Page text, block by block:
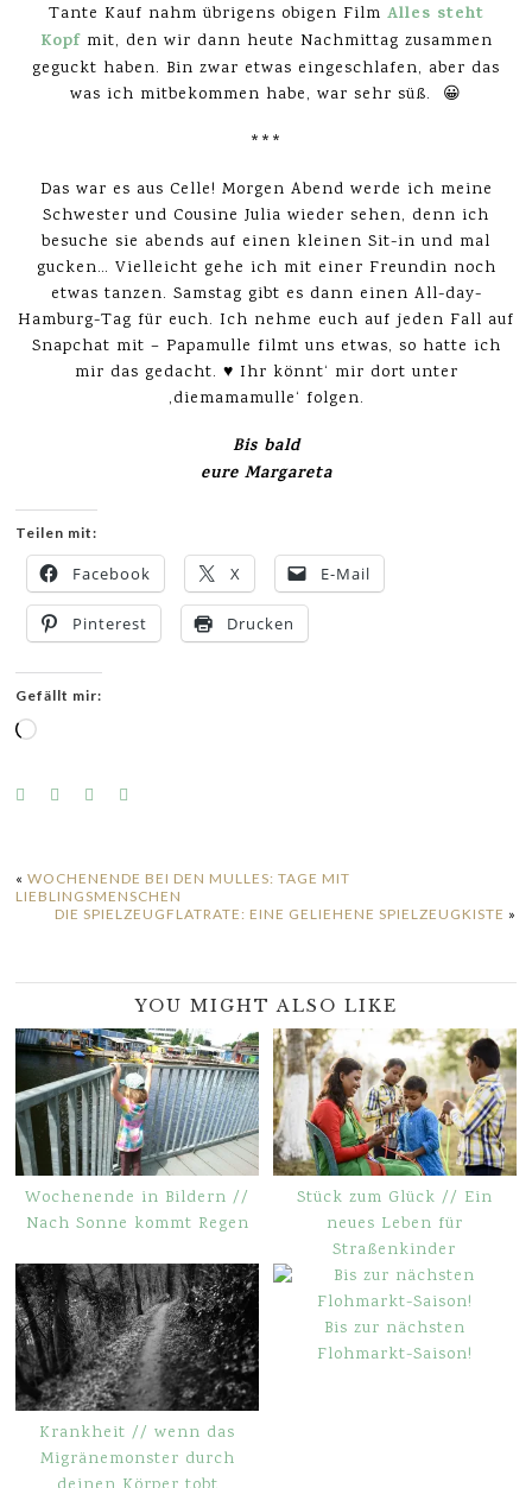
Tante Kauf nahm übrigens obigen Film Alles steht
Kopfmit, den wir dann heute Nachmittag zusammen
geguckt haben. Bin zwar etwas eingeschlafen, aber das
was ich mitbekommen habe, war sehr süß. 😀
***
Das war es aus Celle! Morgen Abend werde ich meine
Schwester und Cousine Julia wieder sehen, denn ich
besuche sie abends auf einen kleinen Sit-in und mal
gucken… Vielleicht gehe ich mit einer Freundin noch
etwas tanzen. Samstag gibt es dann einen All-day-
Hamburg-Tag für euch. Ich nehme euch auf jeden Fall auf
Snapchat mit – Papamulle filmt uns etwas, so hatte ich
mir das gedacht. ♥ Ihr könnt‘ mir dort unter
‚diemamamulle‘ folgen.
Bis bald
eure Margareta
Teilen mit:
Facebook X E-Mail
Pinterest Drucken
Gefällt mir:
Wird
«WOCHENENDE BEI DEN MULLES: TAGE MIT
LIEBLINGSMENSCHEN
DIE SPIELZEUGFLATRATE: EINE GELIEHENE SPIELZEUGKISTE »
YOU MIGHT ALSO LIKE
Wochenende in Bildern //
Nach Sonne kommt Regen
Stück zum Glück // Ein
neues Leben für
Straßenkinder
Krankheit // wenn das
Migränemonster durch
Bis zur nächsten
Flohmarkt-Saison!